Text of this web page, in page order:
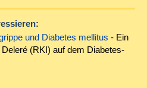
und Diabetes mellitus - Ein
(RKI) auf dem Diabetes-